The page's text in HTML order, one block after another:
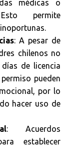
médicas o
permite
: A pesar de
chilenos no
de licencia
pueden
por lo
hacer uso de
: Acuerdos
establecer